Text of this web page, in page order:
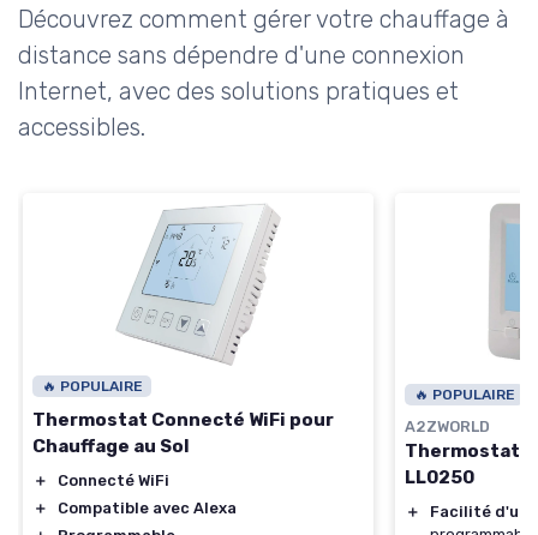
Découvrez comment gérer votre chauffage à
distance sans dépendre d'une connexion
Internet, avec des solutions pratiques et
accessibles.
🔥 POPULAIRE
Thermostat Connecté WiFi pour
Chauffage au Sol
＋
Connecté WiFi
＋
Compatible avec Alexa
🔥 POPULAIRE
A2ZWORLD
Thermostat
LL0250
＋
Facilité